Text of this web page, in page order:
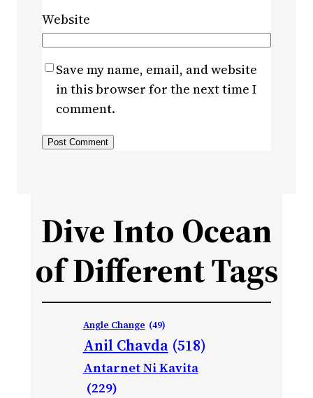
Website
Save my name, email, and website
in this browser for the next time I
comment.
Dive Into Ocean
of Different Tags
Angle Change (49)
Anil Chavda (518)
Antarnet Ni Kavita
(229)